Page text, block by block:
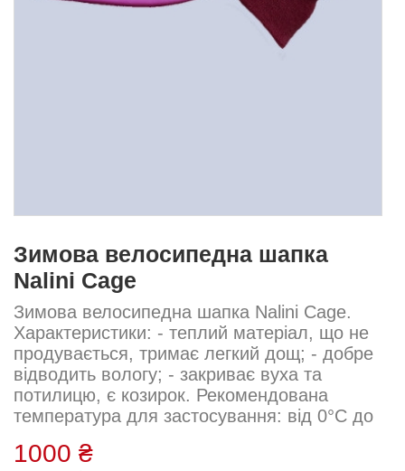
Зимова велосипедна шапка
Nalini Cage
Зимова велосипедна шапка Nalini Cage.
Характеристики: - теплий матеріал, що не
продувається, тримає легкий дощ; - добре
відводить вологу; - закриває вуха та
потилицю, є козирок. Рекомендована
температура для застосування: від 0°С до
1000 ₴